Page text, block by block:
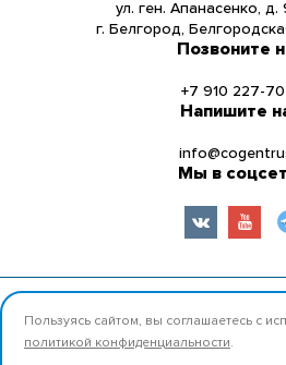
НОВОСТИ
УСЛУГИ
КОНТАКТЫ
ул. ген. Апанасенко,
г. Белгород,
Позвоните
+7 910 227-
Напишите
Мы в
© 2026 ООО «Коджент Рус»
Пользуясь сайтом, вы соглашаетесь с
политикой конфиденциальности.